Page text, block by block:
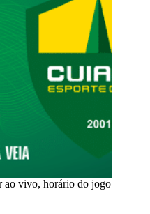
ao vivo, horário do jogo